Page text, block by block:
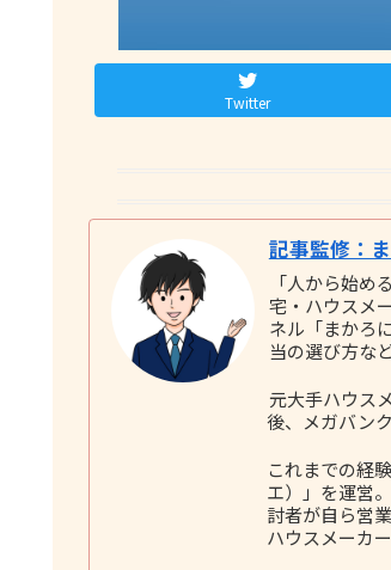
Twitter
記事監修：
「人から始
宅・ハウスメ
ネル「まかろ
当の選び方な
元大手ハウス
後、メガバン
これまでの経
エ）」を運営
討者が自ら営
ハウスメーカ